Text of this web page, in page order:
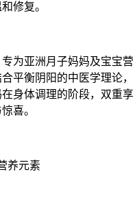
修复。
为亚洲月子妈妈及宝宝营
平衡阴阳的中医学理论，
身体调理的阶段，双重享
喜。
养元素